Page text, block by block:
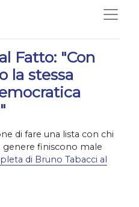
Fatto: "Con
la stessa
di fare una lista con chi
genere finiscono male
di Bruno Tabacci al